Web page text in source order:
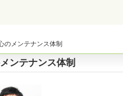
のメンテナンス体制
ンテナンス体制